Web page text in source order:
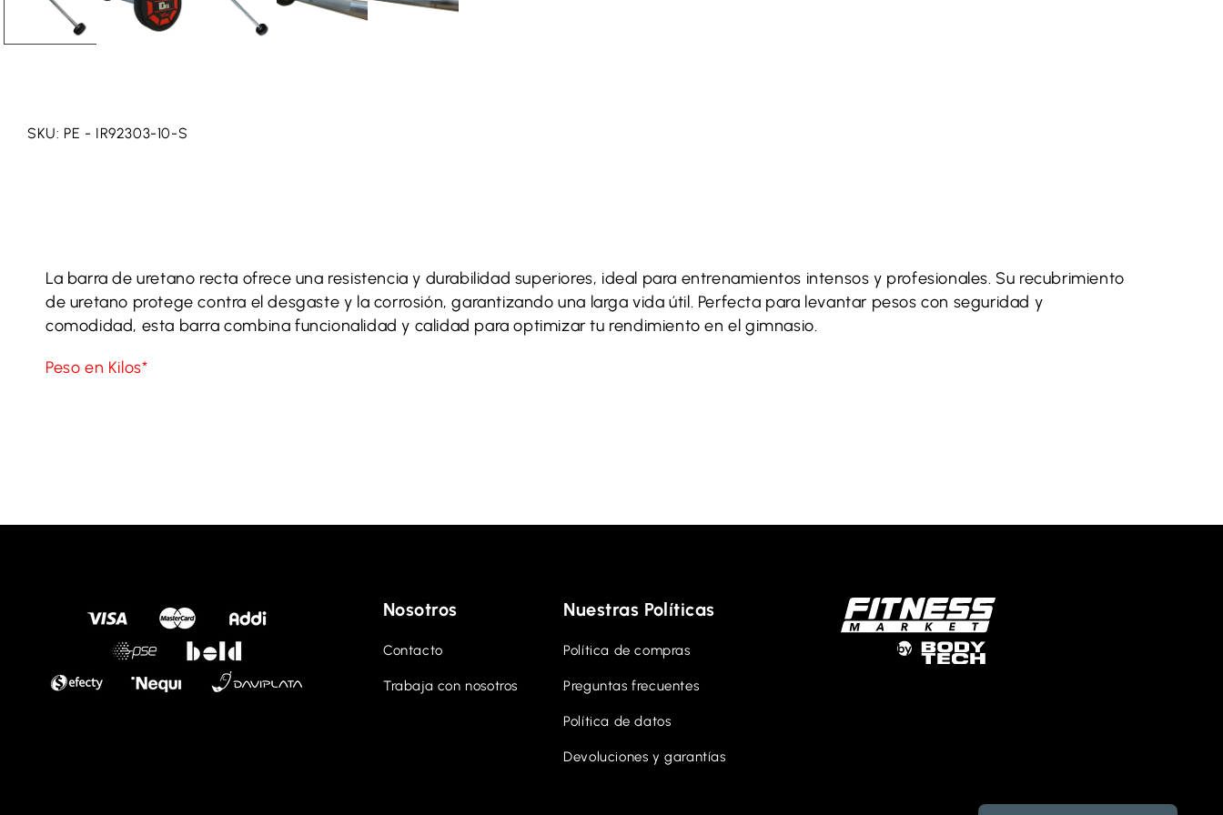
SKU: PE - IR92303-10-S
La barra de uretano recta ofrece una resistencia y durabilidad superiores, ideal para entrenamientos intensos y profesionales. Su recubrimiento
de uretano protege contra el desgaste y la corrosión, garantizando una larga vida útil. Perfecta para levantar pesos con seguridad y
comodidad, esta barra combina funcionalidad y calidad para optimizar tu rendimiento en el gimnasio.
Peso en Kilos*
Nosotros
Contacto
Trabaja con nosotros
Nuestras Políticas
Política de compras
Preguntas frecuentes
Política de datos
Devoluciones y garantías